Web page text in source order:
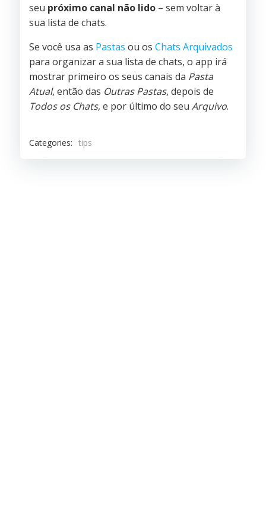
seu próximo canal não lido – sem voltar à
sua lista de chats.
Se você usa as Pastas ou os Chats Arquivados
para organizar a sua lista de chats, o app irá
mostrar primeiro os seus canais da Pasta
Atual, então das Outras Pastas, depois de
Todos os Chats, e por último do seu Arquivo.
Categories: tips